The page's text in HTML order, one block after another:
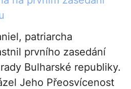
patriarcha
prvního zasedání
Bulharské republiky.
Jeho Přeosvícenost